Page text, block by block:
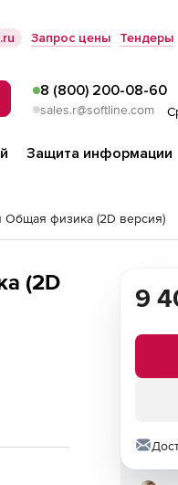
Запрос цены Тендеры
8 (800) 200-08-60
sales.r@softline.com
Защита информации
Общая физика (2D версия)
(2D
9